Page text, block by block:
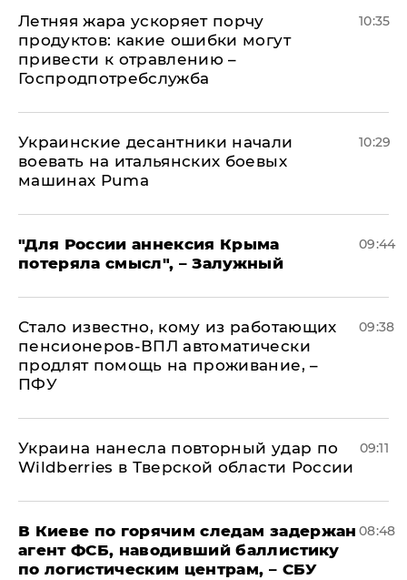
Летняя жара ускоряет порчу
продуктов: какие ошибки могут
привести к отравлению –
Госпродпотребслужба
10:35
Украинские десантники начали
воевать на итальянских боевых
машинах Puma
10:29
"Для России аннексия Крыма
потеряла смысл", – Залужный
09:44
Стало известно, кому из работающих
пенсионеров-ВПЛ автоматически
продлят помощь на проживание, –
ПФУ
09:38
Украина нанесла повторный удар по
Wildberries в Тверской области России
09:11
В Киеве по горячим следам задержан
агент ФСБ, наводивший баллистику
по логистическим центрам, – СБУ
08:48